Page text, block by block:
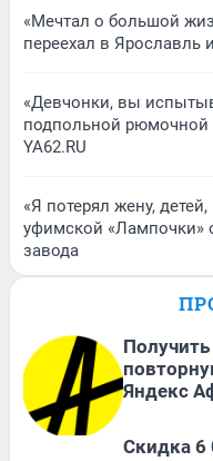
«Мечтал о большой
переехал в Ярославль
«Девчонки, вы
подпольной рюмочной
YA62.RU
«Я потерял жену,
уфимской «Лампочки»
завода
Яндекс
Скидка 6